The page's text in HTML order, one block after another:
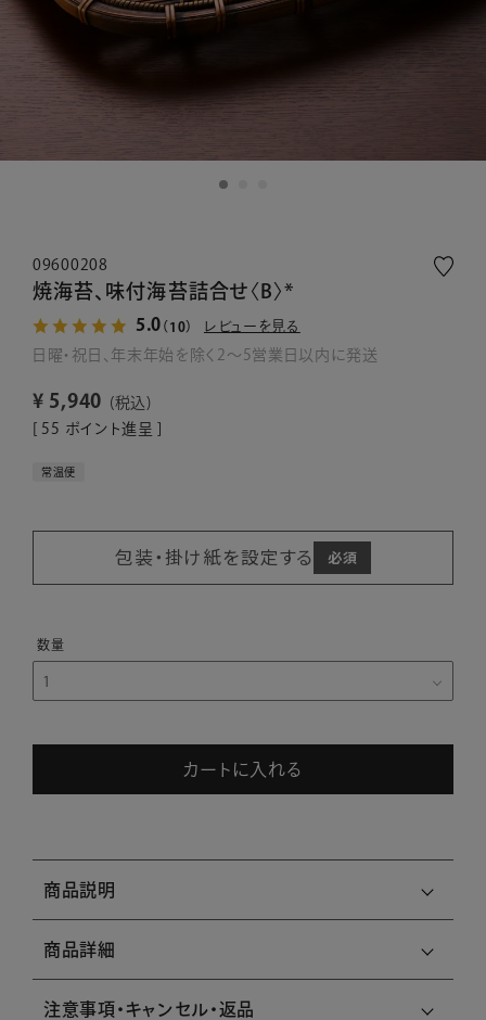
09600208
焼海苔、味付海苔詰合せ〈B〉*
5.0 （10） レビューを見る
日曜・祝日、年末年始を除く2～5営業日以内に発送
¥ 5,940
税込
[ 55 ポイント進呈 ]
常温便
包装・掛け紙を設定する
カートに入れる
商品説明
商品詳細
注意事項・キャンセル・返品